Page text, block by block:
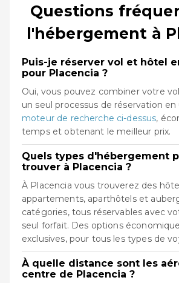
Questions
l'hébergement à
Puis-je réserver vol et hôtel
pour Placencia ?
Oui, vous pouvez combiner votre
un seul processus de réservation
moteur de recherche ci-dessus,
temps et obtenant le meilleur prix.
Quels types d'hébergement
trouver à Placencia ?
À Placencia vous trouverez des
appartements, aparthôtels et
catégories, tous réservables avec
seul forfait. Des options
exclusives, pour tous les types de
À quelle distance sont les
centre de Placencia ?